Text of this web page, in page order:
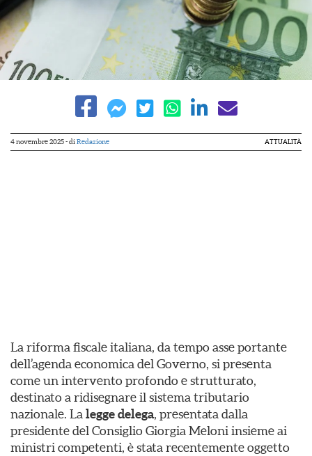
4 novembre 2025- di Redazione ATTUALITÀ
La riforma fiscale italiana, da tempo asse portante
dell’agenda economica del Governo, si presenta
come un intervento profondo e strutturato,
destinato a ridisegnare il sistema tributario
nazionale. La legge delega, presentata dalla
presidente del Consiglio Giorgia Meloni insieme ai
ministri competenti, è stata recentemente oggetto